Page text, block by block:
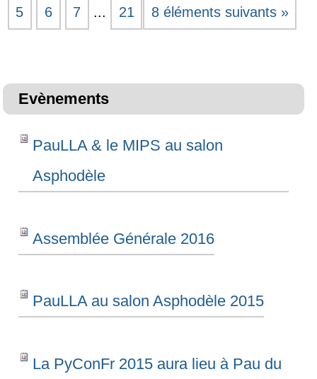
impacts
déchets
du
numérique
chez
Aquiù
AZD
8 éléments suivants »
5 6 7 ... 21
Evènements
PauLLA & le MIPS au salon
Asphodèle
Assemblée Générale 2016
PauLLA au salon Asphodèle 2015
La PyConFr 2015 aura lieu à Pau du